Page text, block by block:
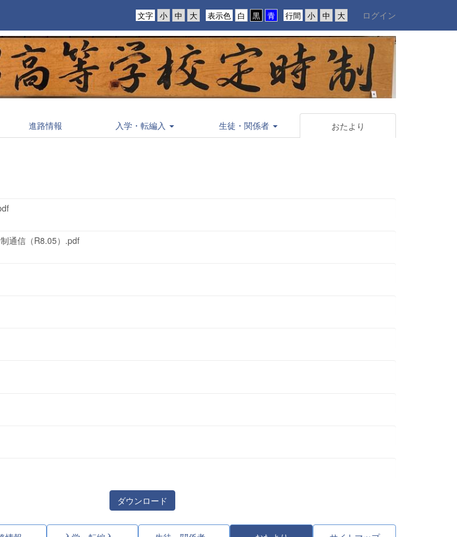
行間
表示色
文字 ログイン
進路情報 入学・転編入 生徒・関係者 おたより
通信（R8.05）.pdf
ダウンロード